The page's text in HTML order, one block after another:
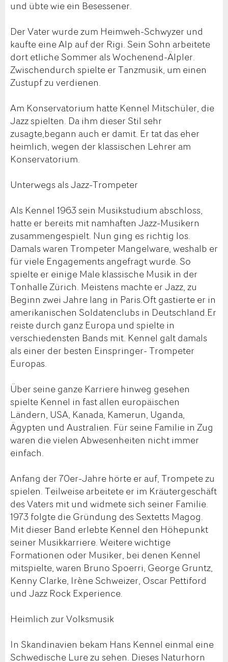
und übte wie ein Besessener.
Der Vater wurde zum Heimweh-Schwyzer und
kaufte eine Alp auf der Rigi. Sein Sohn arbeitete
dort etliche Sommer als Wochenend-Älpler.
Zwischendurch spielte er Tanzmusik, um einen
Zustupf zu verdienen.
Am Konservatorium hatte Kennel Mitschüler, die
Jazz spielten. Da ihm dieser Stil sehr
zusagte,begann auch er damit. Er tat das eher
heimlich, wegen der klassischen Lehrer am
Konservatorium.
Unterwegs als Jazz-Trompeter
Als Kennel 1963 sein Musikstudium abschloss,
hatte er bereits mit namhaften Jazz-Musikern
zusammengespielt. Nun ging es richtig los.
Damals waren Trompeter Mangelware, weshalb er
für viele Engagements angefragt wurde. So
spielte er einige Male klassische Musik in der
Tonhalle Zürich. Meistens machte er Jazz, zu
Beginn zwei Jahre lang in Paris.Oft gastierte er in
amerikanischen Soldatenclubs in Deutschland.Er
reiste durch ganz Europa und spielte in
verschiedensten Bands mit. Kennel galt damals
als einer der besten Einspringer- Trompeter
Europas.
Über seine ganze Karriere hinweg gesehen
spielte Kennel in fast allen europäischen
Ländern, USA, Kanada, Kamerun, Uganda,
Ägypten und Australien. Für seine Familie in Zug
waren die vielen Abwesenheiten nicht immer
einfach.
Anfang der 70er-Jahre hörte er auf, Trompete zu
spielen. Teilweise arbeitete er im Kräutergeschäft
des Vaters mit und widmete sich seiner Familie.
1973 folgte die Gründung des Sextetts Magog.
Mit dieser Band erlebte Kennel den Höhepunkt
seiner Musikkarriere. Weitere wichtige
Formationen oder Musiker, bei denen Kennel
mitspielte, waren Bruno Spoerri, George Gruntz,
Kenny Clarke, Irène Schweizer, Oscar Pettiford
und Jazz Rock Experience.
Heimlich zur Volksmusik
In Skandinavien bekam Hans Kennel einmal eine
Schwedische Lure zu sehen. Dieses Naturhorn